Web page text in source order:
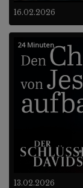
16.02.2026
13.02.2026
24 Minuten